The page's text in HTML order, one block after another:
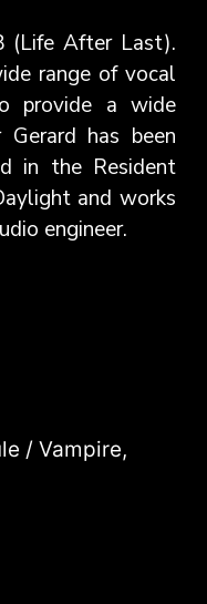
(Life After Last).
range of vocal
provide a wide
has been
in the Resident
and works
engineer.
/ Vampire,